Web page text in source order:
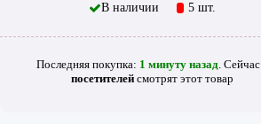
В наличии 5 шт.
Последняя покупка: 1 минуту назад. Сейчас
посетителей смотрят этот товар